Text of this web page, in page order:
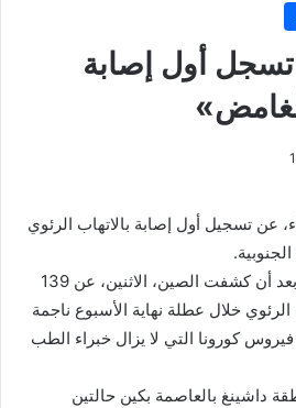
تسجل أول إصابة
عن تسجيل أول إصابة بالاتهاب الرئوي
ويأتي إعلان كوريا الجنوبية بعد أن كشفت الصين، الاثنين، عن 139
الرئوي خلال عطلة نهاية الأسبوع ناجمة
كورونا التي لا يزال خبراء الطب
داشينغ بالعاصمة بكين حالتين